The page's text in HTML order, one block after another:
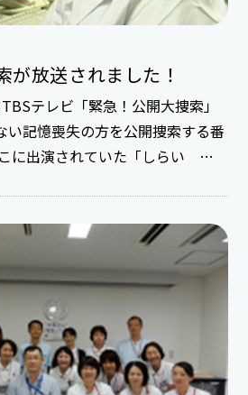
が放送されました！
テレビ「緊急！公開大捜索」
い記憶喪失の方を公開捜索する番
脳梗塞の治療痕があることが発見
療したであろう病院が分かり、番
の姉を名乗る方から連絡があっ
明する事ができました！ また
設である当院の認知証疾患医療セ
診断が身元判明に協力できたこと